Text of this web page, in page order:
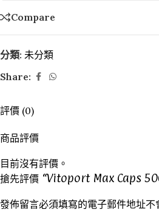
Compare
分類: 未分類
Share:
評價 (0)
商品評價
目前沒有評價。
搶先評價 “Vitoport Max Caps
發佈留言必須填寫的電子郵件地址不